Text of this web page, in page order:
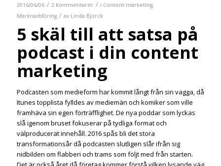
2016/06/06 / 2 Kommentarer / i Content marketing,
Marknadsföring / av Linda Björck
5 skäl till att satsa på
podcast i din content
marketing
Podcasten som medieform har kommit långt från sin vagga, då
Itunes topplista fylldes av mediemän och komiker som ville
framhäva sin egen förträfflighet. De nya poddar som lyckas
slå igenom bruset fokuserar på tydliga format och
välproducerat innehåll. 2016 spås bli det stora
transformationsår då podcasten slutligen slår ifrån sig
nidbilden om flabberi och trams som följt med från starten.